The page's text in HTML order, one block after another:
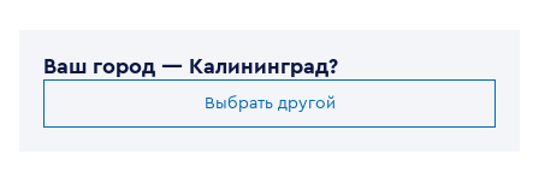
Ваш город — Калининград?
Выбрать другой